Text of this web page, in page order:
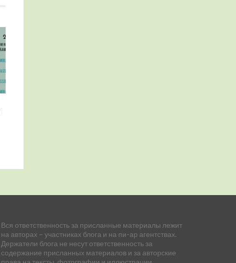
Вся ответственность за присланные материалы лежит
на авторах – участниках блога и на пи-ар агентствах.
Держатели блога не несут ответственность за
содержание присланных материалов и за авторские